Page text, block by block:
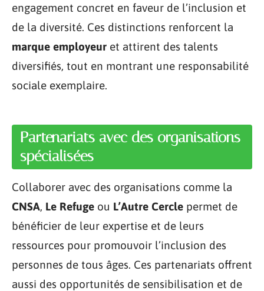
engagement concret en faveur de l’inclusion et
de la diversité. Ces distinctions renforcent la
marque employeur et attirent des talents
diversifiés, tout en montrant une responsabilité
sociale exemplaire.
Partenariats avec des organisations
spécialisées
Collaborer avec des organisations comme la
CNSA, Le Refuge ou L’Autre Cercle permet de
bénéficier de leur expertise et de leurs
ressources pour promouvoir l’inclusion des
personnes de tous âges. Ces partenariats offrent
aussi des opportunités de sensibilisation et de